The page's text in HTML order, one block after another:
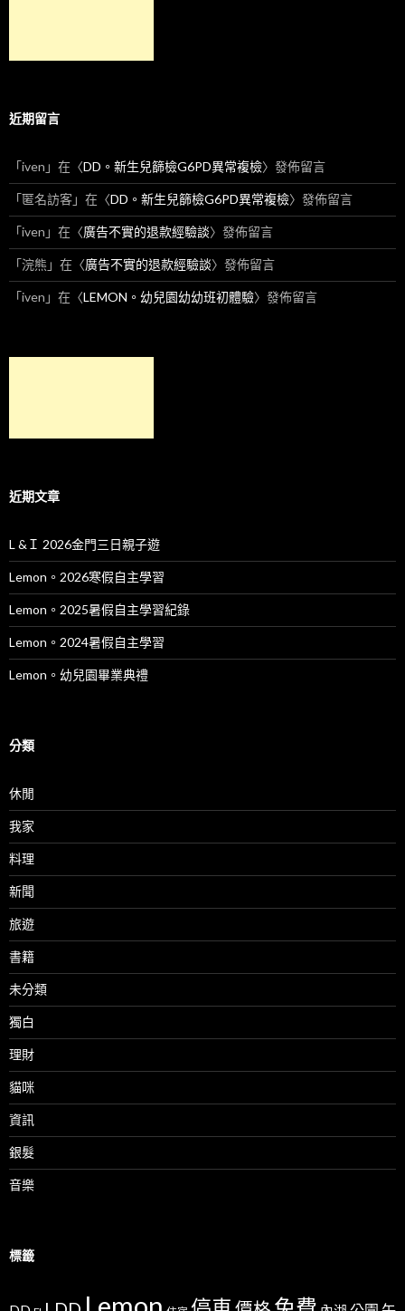
近期留言
「iven 」在〈DD。新生兒篩檢G6PD異常複檢〉發佈留言
「匿名訪客」在〈DD。新生兒篩檢G6PD異常複檢〉發佈留言
「iven 」在〈廣告不實的退款經驗談〉發佈留言
「浣熊 」在〈廣告不實的退款經驗談〉發佈留言
「iven 」在〈LEMON。幼兒園幼幼班初體驗〉發佈留言
近期文章
L &Ｉ 2026金門三日親子遊
Lemon。2026寒假自主學習
Lemon。2025暑假自主學習紀錄
Lemon。2024暑假自主學習
Lemon。幼兒園畢業典禮
分類
休閒
我家
料理
新聞
旅遊
書籍
未分類
獨白
理財
貓咪
資訊
銀髮
音樂
標籤